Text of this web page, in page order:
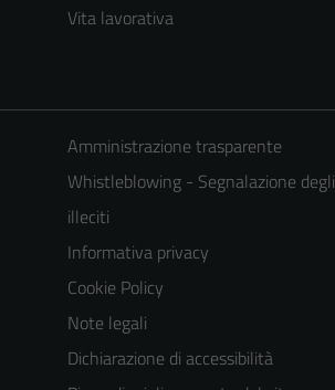
Vita lavorativa
Amministrazione trasparente
Whistleblowing - Segnalazione degli
illeciti
Informativa privacy
Cookie Policy
Note legali
Dichiarazione di accessibilità
Tecnici
Questi cookie
sono necessari
per il
funzionamento
del sito e non